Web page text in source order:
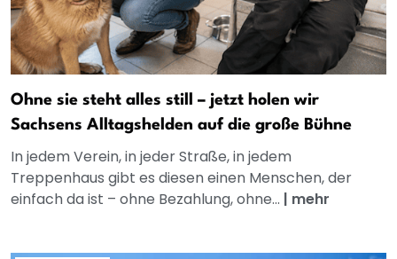
Ohne sie steht alles still – jetzt holen wir
Sachsens Alltagshelden auf die große Bühne
In jedem Verein, in jeder Straße, in jedem
Treppenhaus gibt es diesen einen Menschen, der
einfach da ist – ohne Bezahlung, ohne... | mehr